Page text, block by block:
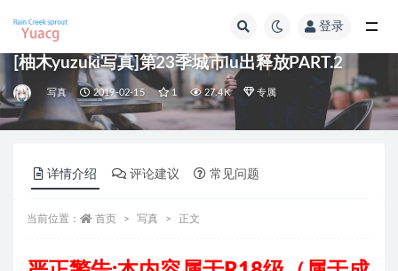
登录
[柚木yuzuki写真]第23季城市lu出释放PART.2
写真 2019-02-15 1 27.4K 专属
详情介绍 评论建议 常见问题
当前位置： 首页 写真 正文